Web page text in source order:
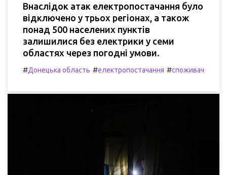
Внаслідок атак електропостачання було
відключено у трьох регіонах, а також
понад 500 населених пунктів
залишилися без електрики у семи
областях через погодні умови.
#Донецька область #електропостачання #споживач